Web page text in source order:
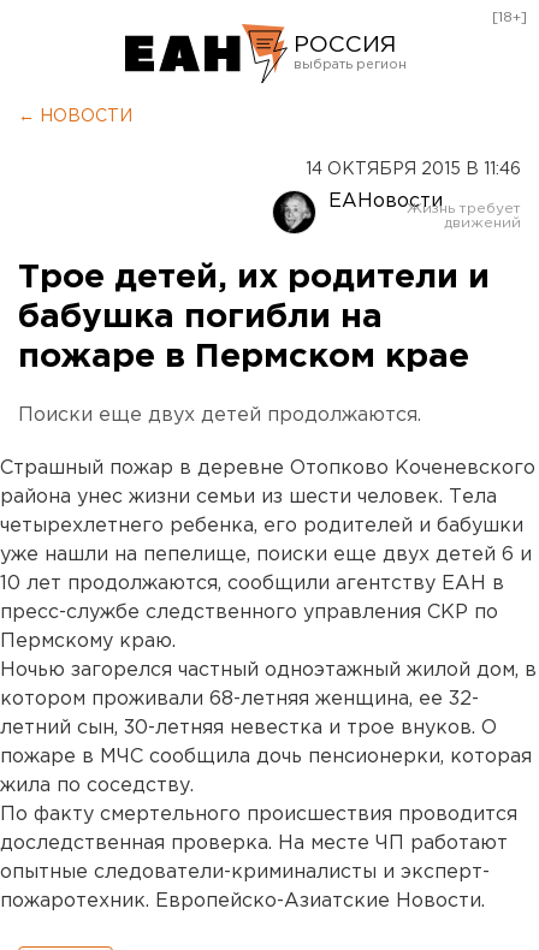
РОССИЯ
Оренбург
[18+]
← НОВОСТИ
14 ОКТЯБРЯ 2015 В 11:46
ЕАНовости
Трое детей, их родители и
бабушка погибли на
пожаре в Пермском крае
Поиски еще двух детей продолжаются.
Страшный пожар в деревне Отопково Коченевского
района унес жизни семьи из шести человек. Тела
четырехлетнего ребенка, его родителей и бабушки
уже нашли на пепелище, поиски еще двух детей 6 и
10 лет продолжаются, сообщили агентству ЕАН в
пресс-службе следственного управления СКР по
Пермскому краю.
Ночью загорелся частный одноэтажный жилой дом, в
котором проживали 68-летняя женщина, ее 32-
летний сын, 30-летняя невестка и трое внуков. О
пожаре в МЧС сообщила дочь пенсионерки, которая
жила по соседству.
По факту смертельного происшествия проводится
доследственная проверка. На месте ЧП работают
опытные следователи-криминалисты и эксперт-
пожаротехник. Европейско-Азиатские Новости.